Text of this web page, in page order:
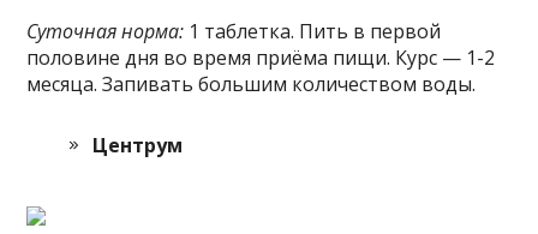
Суточная норма: 1 таблетка. Пить в первой
половине дня во время приёма пищи. Курс — 1-2
месяца. Запивать большим количеством воды.
Центрум